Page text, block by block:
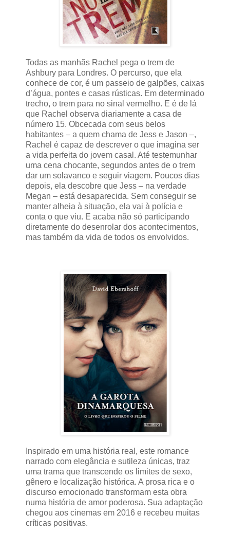
Todas as manhãs Rachel pega o trem de
Ashbury para Londres. O percurso, que ela
conhece de cor, é um passeio de galpões, caixas
d’água, pontes e casas rústicas. Em determinado
trecho, o trem para no sinal vermelho. E é de lá
que Rachel observa diariamente a casa de
número 15. Obcecada com seus belos
habitantes – a quem chama de Jess e Jason –,
Rachel é capaz de descrever o que imagina ser
a vida perfeita do jovem casal. Até testemunhar
uma cena chocante, segundos antes de o trem
dar um solavanco e seguir viagem. Poucos dias
depois, ela descobre que Jess – na verdade
Megan – está desaparecida. Sem conseguir se
manter alheia à situação, ela vai à polícia e
conta o que viu. E acaba não só participando
diretamente do desenrolar dos acontecimentos,
mas também da vida de todos os envolvidos.
Inspirado em uma história real, este romance
narrado com elegância e sutileza únicas, traz
uma trama que transcende os limites de sexo,
gênero e localização histórica. A prosa rica e o
discurso emocionado transformam esta obra
numa história de amor poderosa. Sua adaptação
chegou aos cinemas em 2016 e recebeu muitas
críticas positivas.